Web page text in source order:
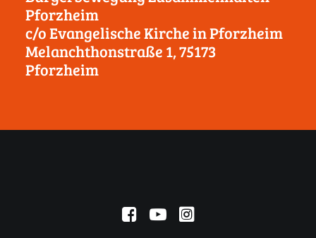
Pforzheim
c/o Evangelische Kirche in Pforzheim
Melanchthonstraße 1, 75173
Pforzheim